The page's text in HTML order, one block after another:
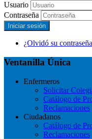
Usuario
Contraseña
Iniciar sesión
¿Olvidó su
Ventanilla Única
Enfermeros
Solicitar
Catálogo de
Reclamaciones
Ciudadanos
Catálogo de
Reclamaciones